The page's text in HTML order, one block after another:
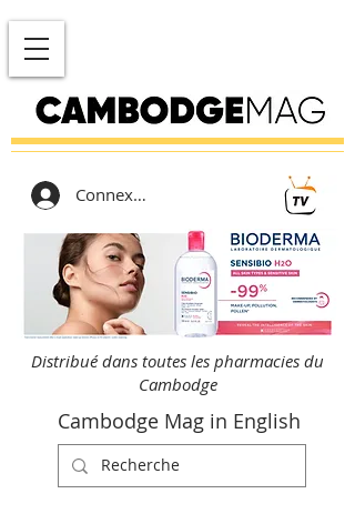
Connexion
Distribué dans toutes les pharmacies du
Cambodge
Cambodge Mag in English